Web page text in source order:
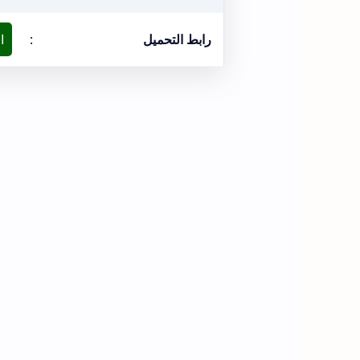
رابط التحميل :